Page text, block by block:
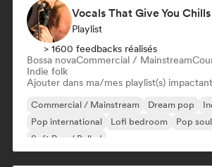
Vocals That Give You Chills
Playlist
> 1600 feedbacks réalisés
Bossa novaCommercial / Mainstream
Indie folk
Ajouter dans ma/mes playlist(s)
Commercial / Mainstream Dream pop
Pop international
Lofi bedroom Pop soul
Soft Pop / Ballad